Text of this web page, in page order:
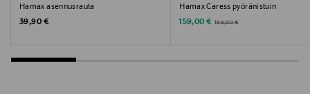
kulkevat vaijerit. Tavaratelineen max. leveys saa
olla 155 mm.
Hamax asennusrauta
Original Price
39,90 €
Hamax Caress pyöränistuin
Discounted Price
159,00 € Original Price
169,00 €